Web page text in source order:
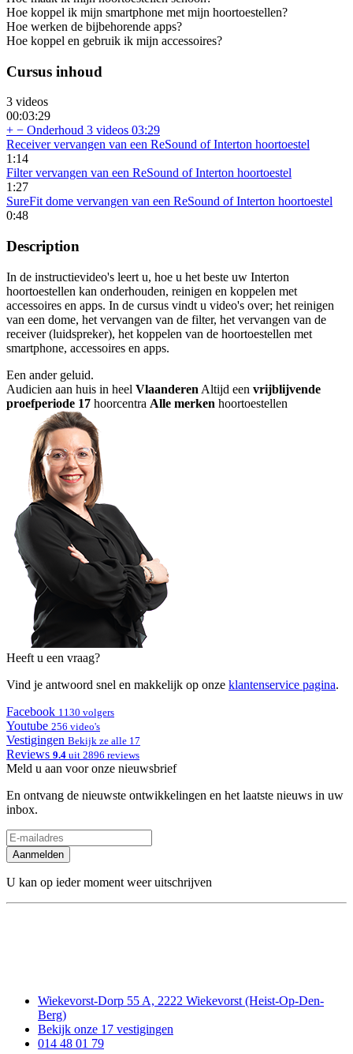
Hoe koppel ik mijn smartphone met mijn hoortoestellen?
Hoe werken de bijbehorende apps?
Hoe koppel en gebruik ik mijn accessoires?
Cursus inhoud
3 videos
00:03:29
+ − Onderhoud 3 videos 03:29
Receiver vervangen van een ReSound of Interton hoortoestel
1:14
Filter vervangen van een ReSound of Interton hoortoestel
1:27
SureFit dome vervangen van een ReSound of Interton hoortoestel
0:48
Description
In de instructievideo's leert u, hoe u het beste uw Interton
hoortoestellen kan onderhouden, reinigen en koppelen met
accessoires en apps. In de cursus vindt u video's over; het reinigen
van een dome, het vervangen van de filter, het vervangen van de
receiver (luidspreker), het koppelen van de hoortoestellen met
smartphone, accessoires en apps.
Een ander geluid.
Audicien aan huis in heel Vlaanderen Altijd een vrijblijvende
proefperiode 17 hoorcentra Alle merken hoortoestellen
Heeft u een vraag?
Vind je antwoord snel en makkelijk op onze klantenservice pagina.
Facebook 1130 volgers
Youtube 256 video's
Vestigingen Bekijk ze alle 17
Reviews 9.4 uit 2896 reviews
Meld u aan voor onze nieuwsbrief
En ontvang de nieuwste ontwikkelingen en het laatste nieuws in uw
inbox.
Aanmelden
U kan op ieder moment weer uitschrijven
Wiekevorst-Dorp 55 A, 2222 Wiekevorst (Heist-Op-Den-
Berg)
Bekijk onze 17 vestigingen
014 48 01 79